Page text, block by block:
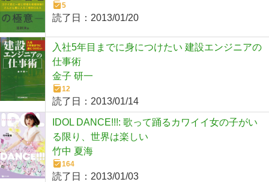
5
読了日： 2013/01/20
入社5年目までに身につけたい 建設エンジニアの
仕事術
金子 研一
12
読了日： 2013/01/14
IDOL DANCE!!!: 歌って踊るカワイイ女の子がい
る限り、世界は楽しい
竹中 夏海
164
読了日： 2013/01/03